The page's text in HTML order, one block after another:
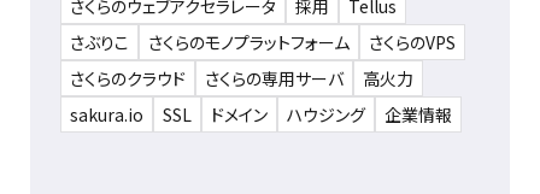
さくらのウェブアクセラレータ
採用
Tellus
さぶりこ
さくらのモノプラットフォーム
さくらのVPS
さくらのクラウド
さくらの専用サーバ
高火力
sakura.io
SSL ドメイン ハウジング 企業情報